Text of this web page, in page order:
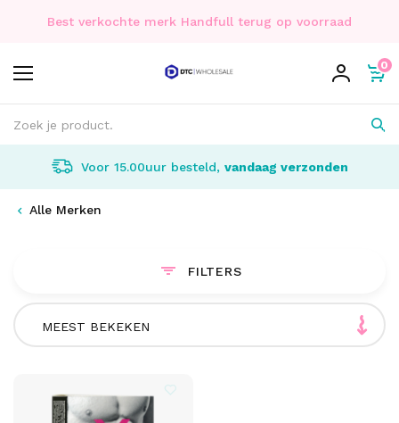
Best verkochte merk Handfull terug op voorraad
0
Voor 15.00uur besteld, vandaag verzonden
Alle Merken
FILTERS
MEEST BEKEKEN